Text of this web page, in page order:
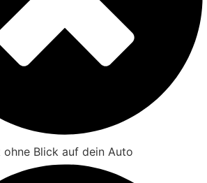
Blick auf dein Auto